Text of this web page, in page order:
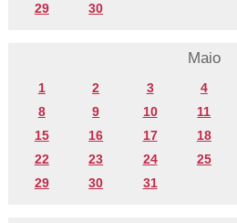
29
30
Maio
1 2 3 4
8
9 10 11
15
16 17 18
22
23 24 25
29
30 31